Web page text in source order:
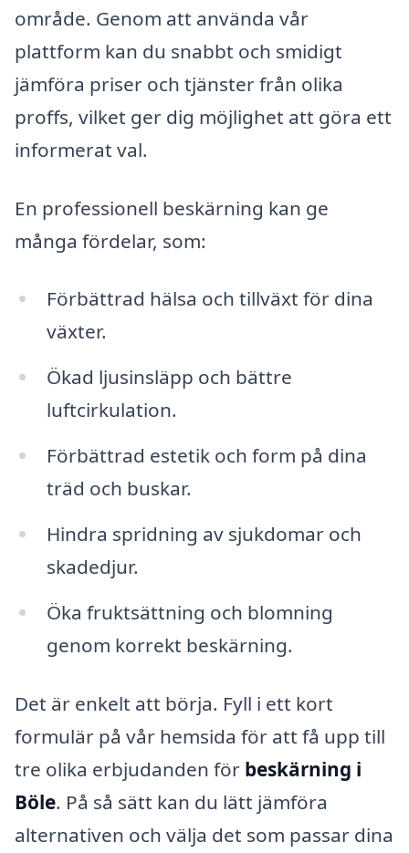
område. Genom att använda vår
plattform kan du snabbt och smidigt
jämföra priser och tjänster från olika
proffs, vilket ger dig möjlighet att göra ett
informerat val.
En professionell beskärning kan ge
många fördelar, som:
Förbättrad hälsa och tillväxt för dina
växter.
Ökad ljusinsläpp och bättre
luftcirkulation.
Förbättrad estetik och form på dina
träd och buskar.
Hindra spridning av sjukdomar och
skadedjur.
Öka fruktsättning och blomning
genom korrekt beskärning.
Det är enkelt att börja. Fyll i ett kort
formulär på vår hemsida för att få upp till
tre olika erbjudanden för beskärning i
Böle. På så sätt kan du lätt jämföra
alternativen och välja det som passar dina